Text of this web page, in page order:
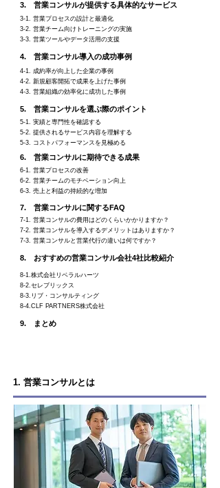
3. 営業コンサルが提供する具体的なサービス
3-1. 営業プロセスの設計と最適化
3-2. 営業チーム向けトレーニングの実施
3-3. 営業ツールやデータ活用の支援
4. 営業コンサル導入の成功事例
4-1. 成約率が向上した企業の事例
4-2. 新規顧客開拓で成果を上げた事例
4-3. 営業組織の効率化に成功した事例
5. 営業コンサルを選ぶ際のポイント
5-1. 実績と専門性を確認する
5-2. 提供されるサービス内容を理解する
5-3. コストパフォーマンスを見極める
6. 営業コンサルに期待できる成果
6-1. 営業プロセスの改善
6-2. 営業チームのモチベーション向上
6-3. 売上と利益の持続的な増加
7. 営業コンサルに関するFAQ
7-1. 営業コンサルの費用はどのくらいかかりますか？
7-2. 営業コンサルを導入するデメリットはありますか？
7-3. 営業コンサルと営業代行の違いは何ですか？
8. おすすめの営業コンサル会社4社比較紹介
8-1.株式会社リベラルハーツ
8-2.セレブリックス
8-3.リブ・コンサルティング
8-4.CLF PARTNERS株式会社
9. まとめ
1. 営業コンサルとは